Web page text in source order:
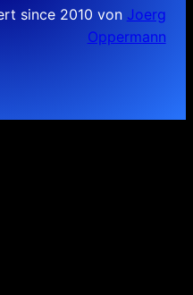
since 2010 von Joerg
Oppermann